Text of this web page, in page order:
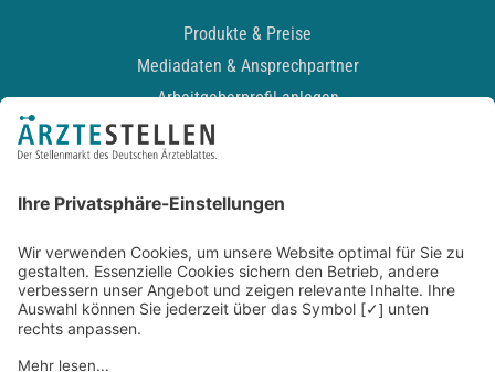
Produkte & Preise
Mediadaten & Ansprechpartner
Arbeitgeberprofil anlegen
Recruiting-Podcast
Kontakt
Datenschutz
Newsletter